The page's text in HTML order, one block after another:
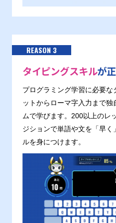
REASON 3
タイピングスキルが
プログラミング学習に必要
ットからローマ字入力まで
ムで学びます。200以上のレ
ジションで単語や文を「早
ルを身につけます。